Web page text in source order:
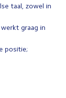
taal, zowel in
graag in
positie;